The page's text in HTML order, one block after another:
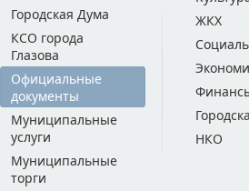
Городская Дума
КСО города
Глазова
Официальные
документы
Муниципальные
услуги
Муниципальные
торги
ЖКХ
НКО